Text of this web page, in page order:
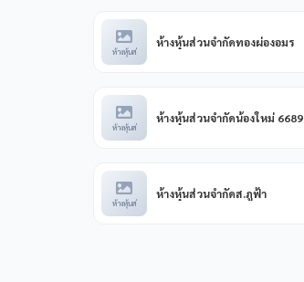
ห้างหุ้นส่
ห้างหุ้นส่วนจำกัดทองผ่องอมร
ห้างหุ้นส่
ห้างหุ้นส่วนจำกัดน้องใหม่ 6689
ห้างหุ้นส่
ห้างหุ้นส่วนจำกัดส.ภูฟ้า